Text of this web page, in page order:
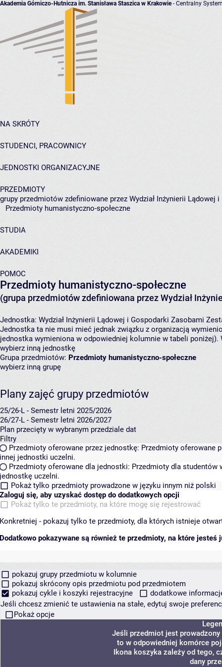
Akademia Górniczo-Hutnicza im. Stanisława Staszica w Krakowie- Centralny
NA SKRÓTY
STUDENCI, PRACOWNICY
JEDNOSTKI ORGANIZACYJNE
PRZEDMIOTY
grupy przedmiotów zdefiniowane przez Wydział Inżynierii Lądowej
Przedmioty humanistyczno-społeczne
STUDIA
AKADEMIKI
POMOC
Przedmioty humanistyczno-społeczne
(grupa przedmiotów zdefiniowana przez Wydział
Jednostka: Wydział Inżynierii Lądowej i Gospodarki Zasobami
Jednostka ta nie musi mieć jednak związku z organizacją
jednostka wymieniona w odpowiedniej kolumnie w tabeli
wybierz inną jednostkę
Grupa przedmiotów: Przedmioty humanistyczno-społeczne
wybierz inną grupę
Plany zajęć grupy przedmiotów
25/26-L - Semestr letni 2025/2026
26/27-L - Semestr letni 2026/2027
Plan przecięty w wybranym przedziale dat
Filtry
Przedmioty oferowane przez jednostkę: Przedmioty oferowane
innej jednostki uczelni.
Przedmioty oferowane dla jednostki: Przedmioty dla studentów
jednostkę uczelni.
Pokaż tylko przedmioty prowadzone w języku innym niż polski
Zaloguj się, aby uzyskać dostęp do dodatkowych opcji
Pokaż tylko te przedmioty, na które mogę się rejestrować
Konkretniej - pokazuj tylko te przedmioty, dla których istnieje
Dodatkowo pokazywane są również te przedmioty, na które jesteś
pokazuj grupy przedmiotu w kolumnie
pokazuj skrócony opis przedmiotu pod przedmiotem
pokazuj cykle i koszyki rejestracyjne
dodatkowe
Jeśli chcesz zmienić te ustawienia na stałe, edytuj swoje
Pokaż opcje
Jeśli przedmiot jest prowadzony
to w odpowiedniej komórce
Ikona koszyka zależy od tego,
dany